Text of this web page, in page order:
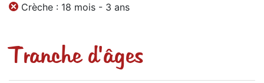
Crèche : 18 mois - 3 ans
Tranche d'âges